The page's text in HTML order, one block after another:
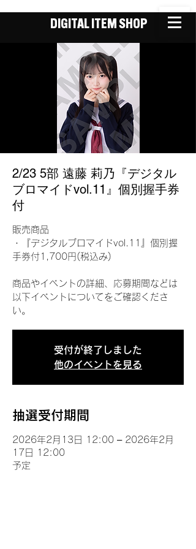
DIGITAL ITEM SHOP
2/23 5部 遠藤 莉乃『デジタル
ブロマイドvol.11』個別握手券
付
販売商品
・『デジタルブロマイドvol.11』個別握
手券付1,700円(税込み)
商品やイベントの詳細、応募期間などは
以下イベントについてをご確認くださ
い。
受付が終了しました
他のイベントを見る
抽選受付期間
2026年2月13日 12:00 – 2026年2月
17日 12:00
予定